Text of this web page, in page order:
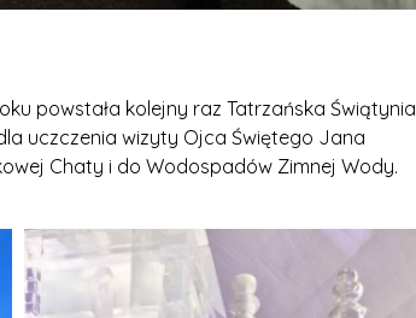
powstała kolejny raz Tatrzańska Świątynia
uczczenia wizyty Ojca Świętego Jana
Chaty i do Wodospadów Zimnej Wody.